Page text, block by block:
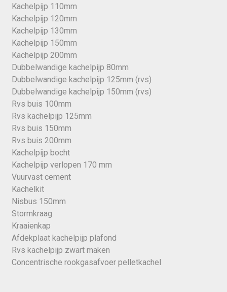
Kachelpijp 110mm
Kachelpijp 120mm
Kachelpijp 130mm
Kachelpijp 150mm
Kachelpijp 200mm
Dubbelwandige kachelpijp 80mm
Dubbelwandige kachelpijp 125mm (rvs)
Dubbelwandige kachelpijp 150mm (rvs)
Rvs buis 100mm
Rvs kachelpijp 125mm
Rvs buis 150mm
Rvs buis 200mm
Kachelpijp bocht
Kachelpijp verlopen 170 mm
Vuurvast cement
Kachelkit
Nisbus 150mm
Stormkraag
Kraaienkap
Afdekplaat kachelpijp plafond
Rvs kachelpijp zwart maken
Concentrische rookgasafvoer pelletkachel